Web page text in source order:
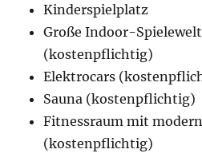
Kinderspielplatz
Große Indoor-
(kostenpflichtig)
Elektrocars
Sauna (kostenpflichtig)
Fitnessraum mit
(kostenpflichtig)